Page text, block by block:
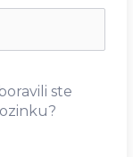
ste
lozinku?